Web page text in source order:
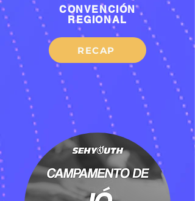
CONVENCIÓN
REGIONAL
RECAP